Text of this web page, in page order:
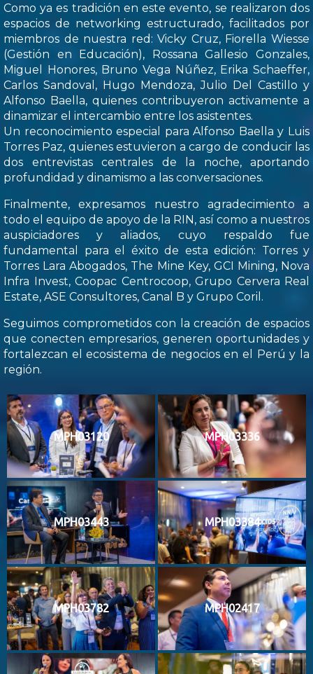
Como ya es tradición en este evento, se realizaron dos
espacios de networking estructurado, facilitados por
miembros de nuestra red: Vicky Cruz, Fiorella Wiesse
(Gestión en Educación), Rossana Gallesio Gonzales,
Miguel Honores, Bruno Vega Núñez, Erika Schaeffer,
Carlos Sandoval, Hugo Mendoza, Julio Del Castillo y
Alfonso Baella, quienes contribuyeron activamente a
dinamizar el intercambio entre los asistentes.
Un reconocimiento especial para Alfonso Baella y Luis
Torres Paz, quienes estuvieron a cargo de conducir las
dos entrevistas centrales de la noche, aportando
profundidad y dinamismo a las conversaciones.
Finalmente, expresamos nuestro agradecimiento a
todo el equipo de apoyo de la RIN, así como a nuestros
auspiciadores y aliados, cuyo respaldo fue
fundamental para el éxito de esta edición: Torres y
Torres Lara Abogados, The Mine Key, GCI Mining, Nova
Infra Invest, Coopac Centrocoop, Grupo Cervera Real
Estate, ASE Consultores, Canal B y Grupo Coril.
Seguimos comprometidos con la creación de espacios
que conecten empresarios, generen oportunidades y
fortalezcan el ecosistema de negocios en el Perú y la
región.
MPH03120 MPH03336
MPH03443 MPH03384
MPH03782 MPH02417